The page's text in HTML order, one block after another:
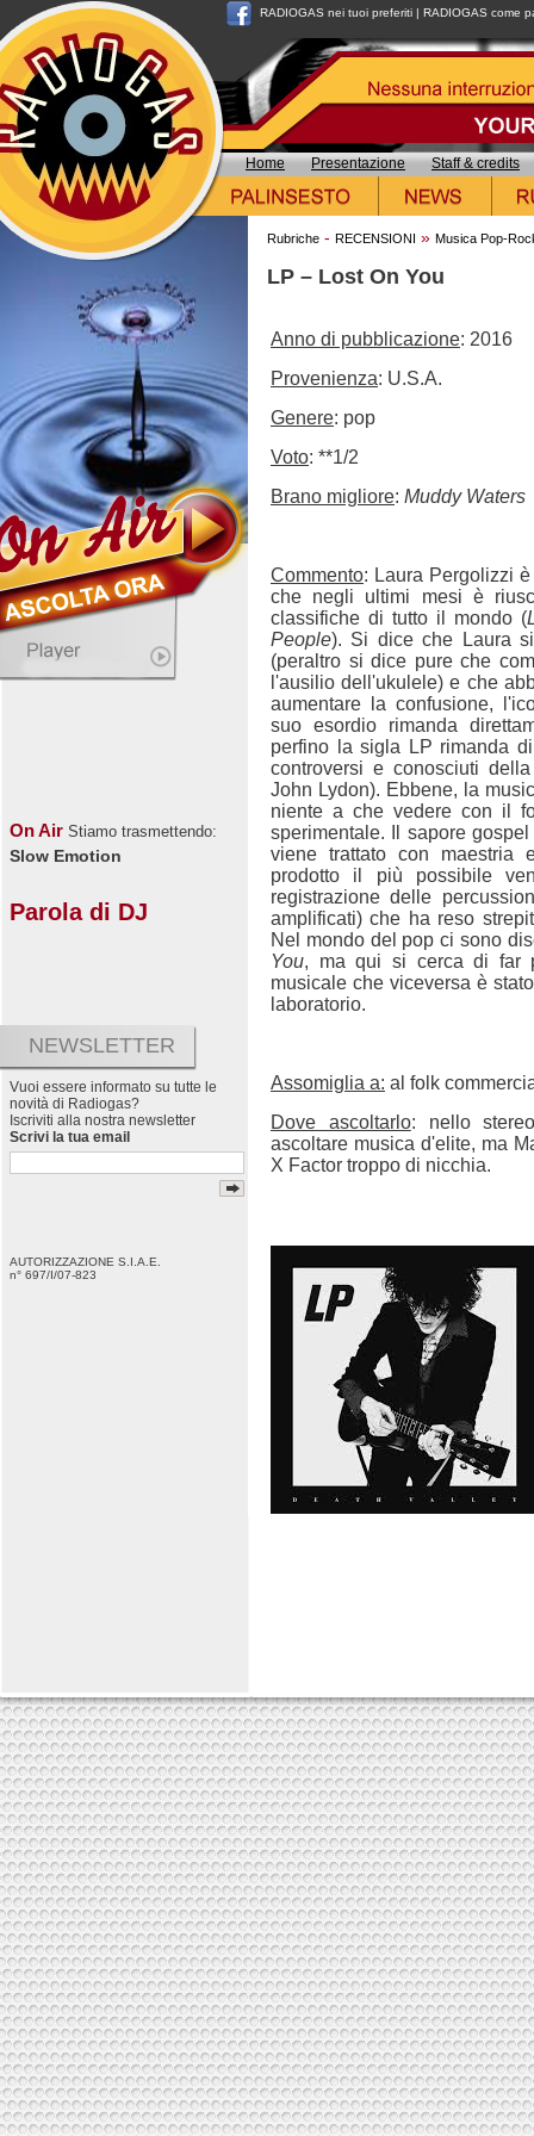
RADIOGAS nei tuoi preferiti | RADIOGAS come
Home Presentazione Staff & credits
On Air Stiamo trasmettendo:
Slow Emotion
Parola di DJ
NEWSLETTER
Vuoi essere informato su tutte le
novità di Radiogas?
Iscriviti alla nostra newsletter
Scrivi la tua email
AUTORIZZAZIONE S.I.A.E.
n° 697/I/07-823
Rubriche - RECENSIONI » Musica Pop-
LP – Lost On You
Anno di pubblicazione: 2016
Provenienza: U.S.A.
Genere: pop
Voto: **1/2
Brano migliore: Muddy Waters
Commento: Laura Pergolizzi
che negli ultimi mesi è
classifiche di tutto il mondo (
People). Si dice che Laura
(peraltro si dice pure che
l'ausilio dell'ukulele) e che
aumentare la confusione,
suo esordio rimanda
perfino la sigla LP rimanda
controversi e conosciuti
John Lydon). Ebbene, la
niente a che vedere con il
sperimentale. Il sapore
viene trattato con
prodotto il più possibile
registrazione delle
amplificati) che ha reso
Nel mondo del pop ci sono
You, ma qui si cerca di far
musicale che viceversa è
laboratorio.
Assomiglia a: al folk
Dove ascoltarlo: nello
ascoltare musica d'elite, ma
X Factor troppo di nicchia.